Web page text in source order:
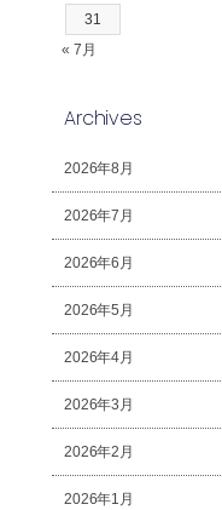
31
« 7月
Archives
2026年8月
2026年7月
2026年6月
2026年5月
2026年4月
2026年3月
2026年2月
2026年1月